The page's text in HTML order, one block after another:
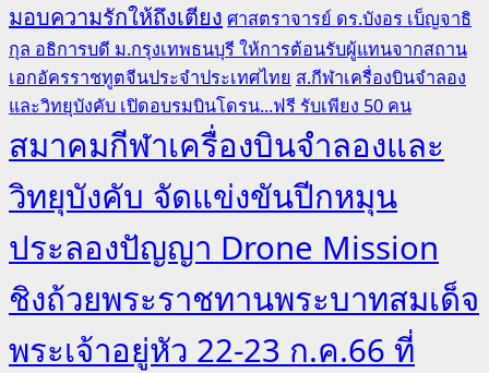
มอบความรักให้ถึงเตียง ศาสตราจารย์ ดร.บังอร เบ็ญจาธิ
กุล อธิการบดี ม.กรุงเทพธนบุรี ให้การต้อนรับผู้แทนจากสถาน
เอกอัครราชทูตจีนประจำประเทศไทย ส.กีฬาเครื่องบินจำลอง
และวิทยุบังคับ เปิดอบรมบินโดรน...ฟรี รับเพียง 50 คน
สมาคมกีฬาเครื่องบินจำลองและ
วิทยุบังคับ จัดแข่งขันปีกหมุน
ประลองปัญญา Drone Mission
ชิงถ้วยพระราชทานพระบาทสมเด็จ
พระเจ้าอยู่หัว 22-23 ก.ค.66 ที่